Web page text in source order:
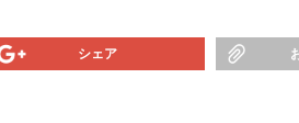
シェア